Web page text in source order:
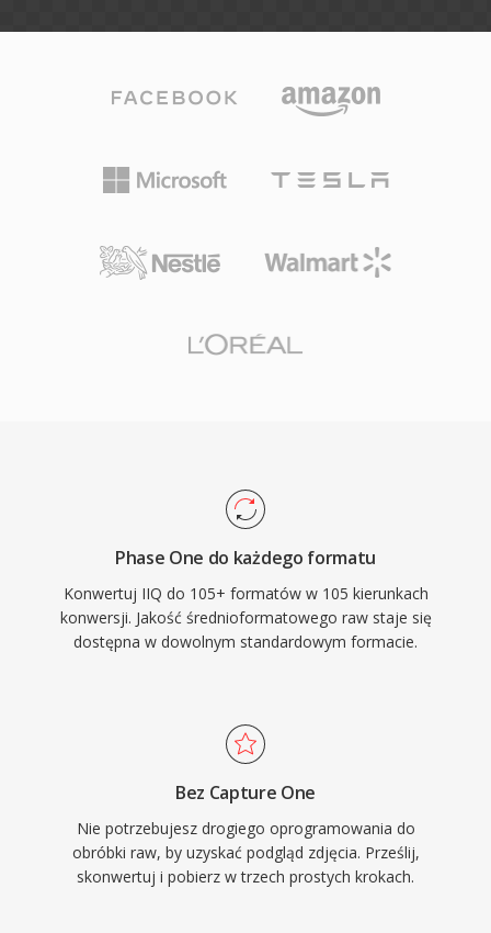
Phase One do każdego formatu
Konwertuj IIQ do 105+ formatów w 105 kierunkach
konwersji. Jakość średnioformatowego raw staje się
dostępna w dowolnym standardowym formacie.
Bez Capture One
Nie potrzebujesz drogiego oprogramowania do
obróbki raw, by uzyskać podgląd zdjęcia. Prześlij,
skonwertuj i pobierz w trzech prostych krokach.